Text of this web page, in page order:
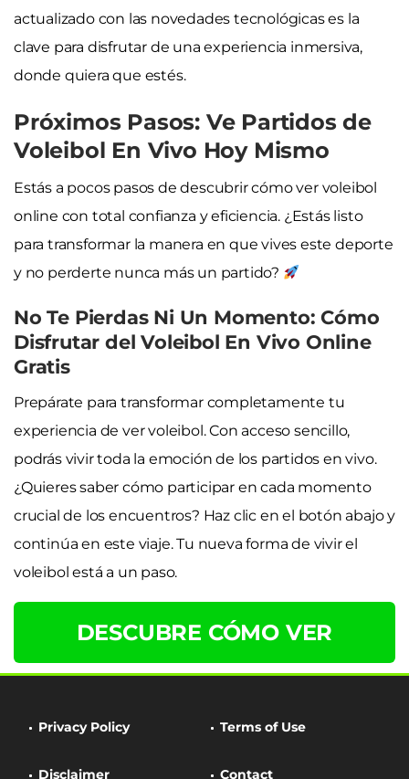
actualizado con las novedades tecnológicas es la
clave para disfrutar de una experiencia inmersiva,
donde quiera que estés.
Próximos Pasos: Ve Partidos de
Voleibol En Vivo Hoy Mismo
Estás a pocos pasos de descubrir cómo ver voleibol
online con total confianza y eficiencia. ¿Estás listo
para transformar la manera en que vives este deporte
y no perderte nunca más un partido?
No Te Pierdas Ni Un Momento: Cómo
Disfrutar del Voleibol En Vivo Online
Gratis
Prepárate para transformar completamente tu
experiencia de ver voleibol. Con acceso sencillo,
podrás vivir toda la emoción de los partidos en vivo.
¿Quieres saber cómo participar en cada momento
crucial de los encuentros? Haz clic en el botón abajo y
continúa en este viaje. Tu nueva forma de vivir el
voleibol está a un paso.
DESCUBRE CÓMO VER
Privacy Policy Terms of Use
Disclaimer Contact